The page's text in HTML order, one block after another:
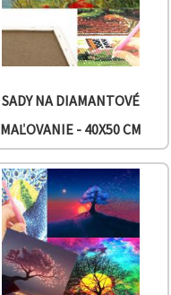
SADY NA DIAMANTOVÉ
MAĽOVANIE - 40X50 CM